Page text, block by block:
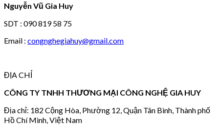
Nguyễn Vũ Gia Huy
SDT : 090 819 58 75
Email : congnghegiahuy@gmail.com
ĐỊA CHỈ
CÔNG TY TNHH THƯƠNG MẠI CÔNG NGHỆ GIA HUY
Địa chỉ: 182 Cộng Hòa, Phường 12, Quận Tân Bình, Thành phố
Hồ Chí Minh, Việt Nam